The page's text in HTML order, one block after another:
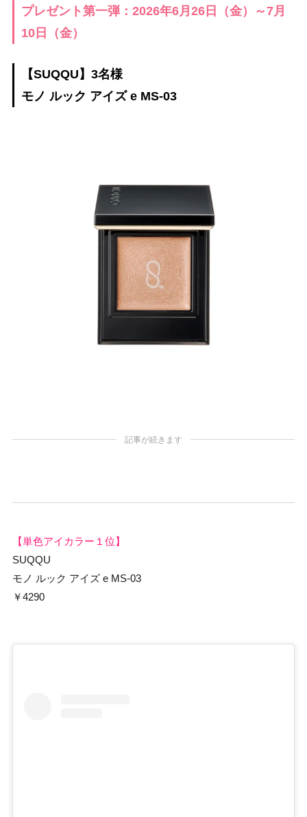
プレゼント第一弾：2026年6月26日（金）～7月
10日（金）
【SUQQU】3名様
モノ ルック アイズ e MS-03
記事が続きます
【単色アイカラー１位】
SUQQU
モノ ルック アイズ e MS-03
￥4290